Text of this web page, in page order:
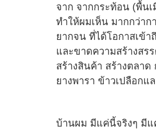
จาก จากกระท้อน (พื้น
ทำให้ผมเห็น มากกว่า
ยากจน ที่ได้โอกาสเข้
และขาดความสร้างสร
สร้างสินค้า สร้างตลา
ยางพารา ข้าวเปลือกแ
บ้านผม มีแค่นี้จริงๆ มี